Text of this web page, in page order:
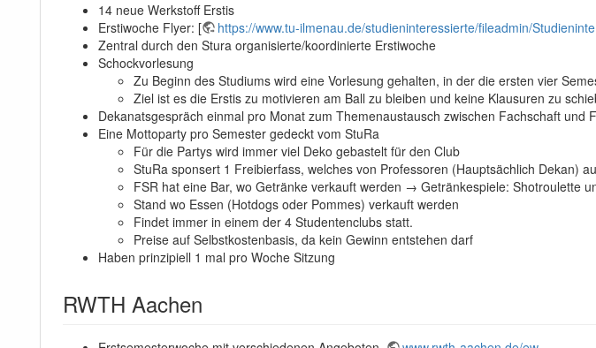
14 neue Werkstoff Erstis
Erstiwoche Flyer: [
https://www.tu-ilmenau.de/studieninteressierte/fileadmin/
Zentral durch den Stura organisierte/koordinierte Erstiwoche
Schockvorlesung
Zu Beginn des Studiums wird eine Vorlesung gehalten, in der die ersten vier
Ziel ist es die Erstis zu motivieren am Ball zu bleiben und keine Klausuren zu
Dekanatsgespräch einmal pro Monat zum Themenaustausch zwischen Fachschaft und
Eine Mottoparty pro Semester gedeckt vom StuRa
Für die Partys wird immer viel Deko gebastelt für den Club
StuRa sponsert 1 Freibierfass, welches von Professoren (Hauptsächlich Dekan)
FSR hat eine Bar, wo Getränke verkauft werden → Getränkespiele: Shotroulette
Stand wo Essen (Hotdogs oder Pommes) verkauft werden
Findet immer in einem der 4 Studentenclubs statt.
Preise auf Selbstkostenbasis, da kein Gewinn entstehen darf
Haben prinzipiell 1 mal pro Woche Sitzung
RWTH Aachen